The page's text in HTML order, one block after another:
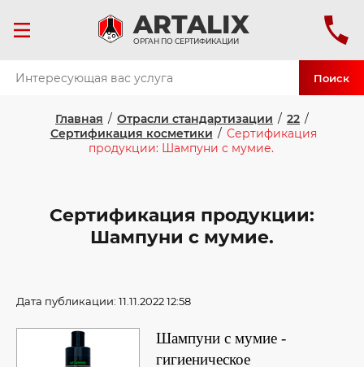
ARTALIX
ОРГАН ПО СЕРТИФИКАЦИИ
Поиск
Главная / Отрасли стандартизации / 22 /
Сертификация косметики / Сертификация
продукции: Шампуни с мумие.
Сертификация продукции:
Шампуни с мумие.
Дата публикации: 11.11.2022 12:58
Шампуни с мумие -
гигиеническое